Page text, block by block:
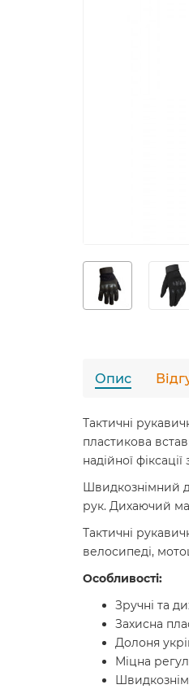
Опис
Тактичні
пластикова
надійної
Швидкознімний
рук. Дихаючий
Тактичні
велосипеді,
Особливості:
Зручні та
Захисна
Долоня
Міцна